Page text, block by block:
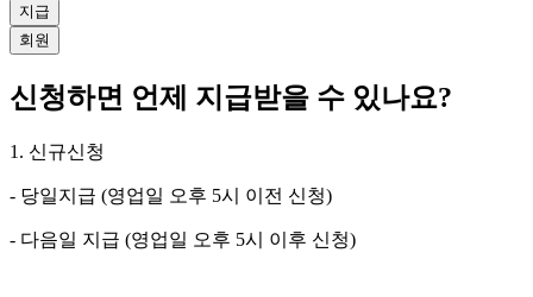
지급
회원
신청하면 언제 지급받을 수 있나요?
1. 신규신청
- 당일지급 (영업일 오후 5시 이전 신청)
- 다음일 지급 (영업일 오후 5시 이후 신청)